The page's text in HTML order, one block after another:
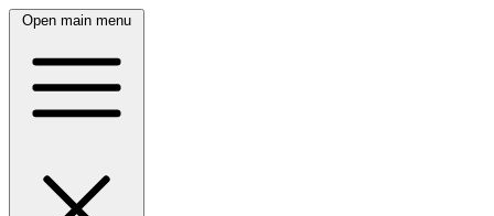
Open main menu